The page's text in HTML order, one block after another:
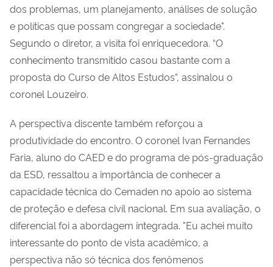
dos problemas, um planejamento, análises de solução
e políticas que possam congregar a sociedade".
Segundo o diretor, a visita foi enriquecedora. “O
conhecimento transmitido casou bastante com a
proposta do Curso de Altos Estudos”, assinalou o
coronel Louzeiro.
A perspectiva discente também reforçou a
produtividade do encontro. O coronel Ivan Fernandes
Faria, aluno do CAED e do programa de pós-graduação
da ESD, ressaltou a importância de conhecer a
capacidade técnica do Cemaden no apoio ao sistema
de proteção e defesa civil nacional. Em sua avaliação, o
diferencial foi a abordagem integrada. "Eu achei muito
interessante do ponto de vista acadêmico, a
perspectiva não só técnica dos fenômenos